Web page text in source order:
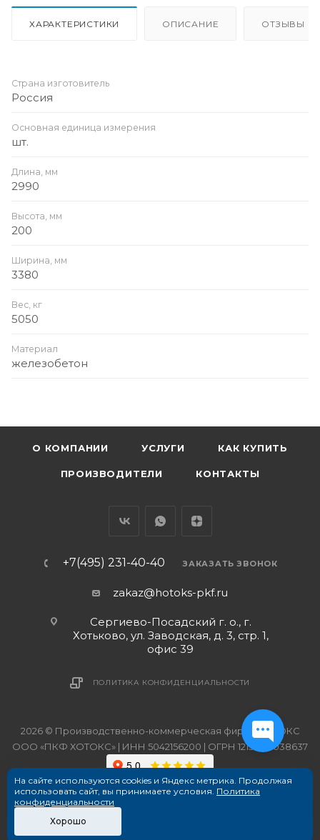
ХАРАКТЕРИСТИКИ ОПИСАНИЕ ОТЗЫВЫ
Страна изготовитель
Россия
Основная единица измерения
шт.
Длина, мм
2990
Высота, мм
200
Ширина, мм
3380
Вес, кг
5050
Материал
железобетон
О КОМПАНИИ УСЛУГИ КАК КУПИТЬ
ПРОИЗВОДИТЕЛИ КОНТАКТЫ
+7(495) 231-40-40 ЗАКАЗАТЬ ЗВОНОК
zakaz@hotoks-pkf.ru
Сергиево-Посадский г. о., г.
Хотьково, ул. Заводская, д. 3, стр. 1,
офис 39
ПОЛИТИКА КОНФИДЕНЦИАЛЬНОСТИ
2026 © Производственно-коммерческая фирма ХОТОКС
ООО «ПКФ ХОТОКС» | ИНН 5042156200 | ОГРН 1215000038637
На сайте используются cookies и Яндекс метрика. Продолжая
использовать сайт, вы принимаете условия. Политика
конфиденциальности
Хорошо